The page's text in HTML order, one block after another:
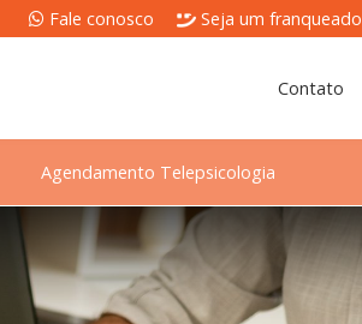
Fale conosco Seja um franqueado
Contato
Agendamento Telepsicologia